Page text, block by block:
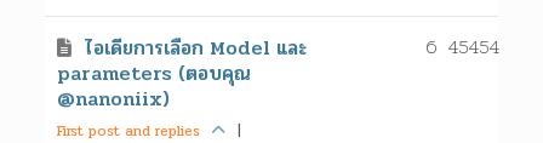
ไอเดียการเลือก Model และ
parameters (ตอบคุณ
@nanoniix)
First post and replies
|
45454
6